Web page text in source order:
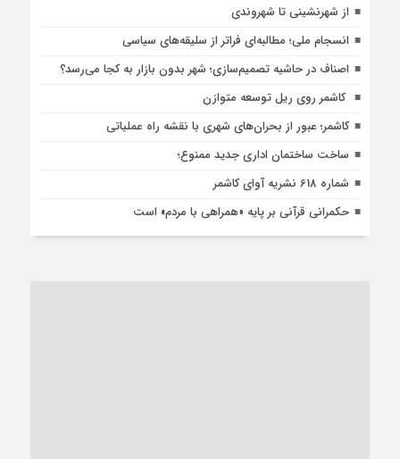
از شهرنشینی تا شهروندی
انسجام ملی؛ مطالبه‌ای فراتر از سلیقه‌های سیاسی
اصناف در حاشیه تصمیم‌سازی؛ شهر بدون بازار به کجا می‌رسد؟
کاشمر روی ریل توسعه متوازن
کاشمر؛ عبور از بحران‌های شهری با نقشه راه عملیاتی
ساخت ساختمان اداری جدید ممنوع؛
شماره 618 نشریه آوای کاشمر
حکمرانی قرآنی بر پایه «همراهی با مردم» است